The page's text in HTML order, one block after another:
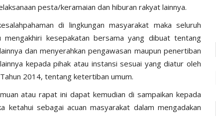
pesta/keramaian dan hiburan rakyat lainnya.
di lingkungan masyarakat maka seluruh
kesepakatan bersama yang dibuat tentang
dan menyerahkan pengawasan maupun penertiban
kepada pihak atau instansi sesuai yang diatur oleh
2014, tentang ketertiban umum.
atau rapat ini dapat kemudian di sampaikan kepada
sebagai acuan masyarakat dalam mengadakan